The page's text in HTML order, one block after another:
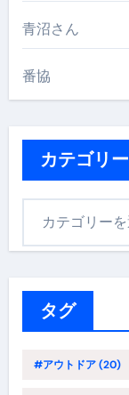
青沼さん
番協
カテゴリー
タグ
#アウトドア(20)